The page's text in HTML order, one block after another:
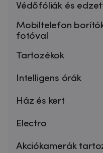
Védőfóliák és
Mobiltelefon
fotóval
Tartozékok
Intelligens órák
Ház és kert
Electro
Akciókamerák